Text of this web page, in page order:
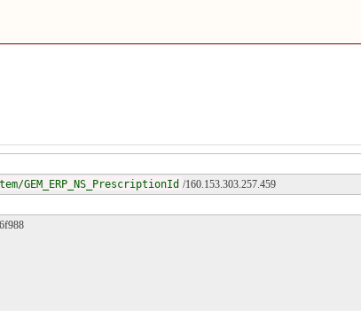
GEM_ERP_NS_PrescriptionId /160.153.303.257.459